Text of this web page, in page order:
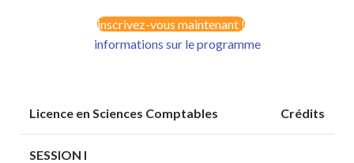
inscrivez-vous maintenant !
informations sur le programme
Licence en Sciences Comptables Crédits
SESSION I